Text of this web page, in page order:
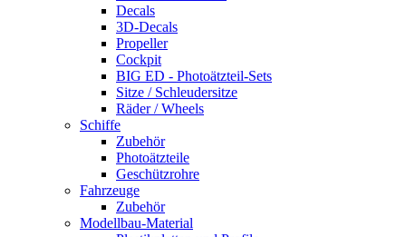
Decals
3D-Decals
Propeller
Cockpit
BIG ED - Photoätzteil-Sets
Sitze / Schleudersitze
Räder / Wheels
Schiffe
Zubehör
Photoätzteile
Geschützrohre
Fahrzeuge
Zubehör
Modellbau-Material